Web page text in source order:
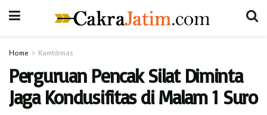
Home Kamtibmas
Perguruan Pencak Silat Diminta
Jaga Kondusifitas di Malam 1 Suro